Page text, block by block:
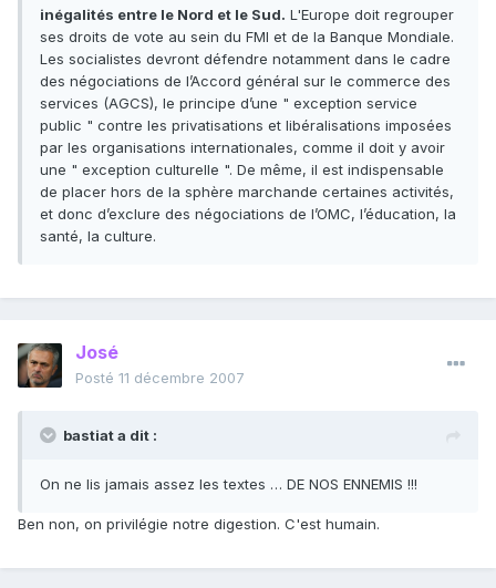
inégalités entre le Nord et le Sud. L'Europe doit regrouper
ses droits de vote au sein du FMI et de la Banque Mondiale.
Les socialistes devront défendre notamment dans le cadre
des négociations de l’Accord général sur le commerce des
services (AGCS), le principe d’une " exception service
public " contre les privatisations et libéralisations imposées
par les organisations internationales, comme il doit y avoir
une " exception culturelle ". De même, il est indispensable
de placer hors de la sphère marchande certaines activités,
et donc d’exclure des négociations de l’OMC, l’éducation, la
santé, la culture.
José
Posté 11 décembre 2007
bastiat a dit :
On ne lis jamais assez les textes … DE NOS ENNEMIS !!!
Ben non, on privilégie notre digestion. C'est humain.